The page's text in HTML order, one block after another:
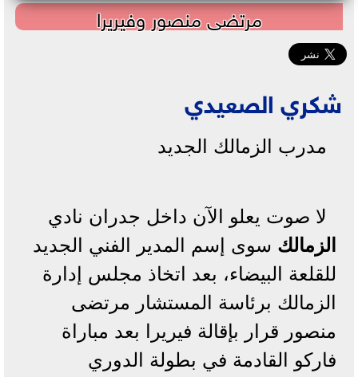
مرتضى منصور وفيريرا
شكري الصعيدي
مدرب الزمالك الجديد
لا صوت يعلو الآن داخل جدران نادي
الزمالك سوى إسم المدير الفني الجديد
للقلعة البيضاء، بعد اتخاذ مجلس إدارة
الزمالك برئاسة المستشار مرتضى
منصور قرار بإقالة فيريرا بعد مباراة
فاركو القادمة في بطولة الدوري